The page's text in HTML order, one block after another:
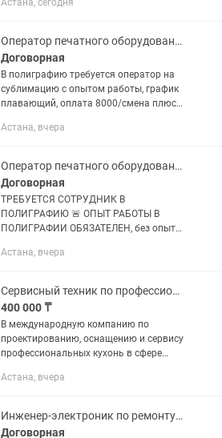
умеет общаться с клиентами и хочет
нужно...
Астана, сегодня
Оператор печатного оборудования на сублимацию
Договорная
В полиграфию требуется оператор на
сублимацию с опытом работы, график
плавающий, оплата 8000/смена плюс
Астана, вчера
Оператор печатного оборудования
Договорная
ТРЕБУЕТСЯ СОТРУДНИК В
ПОЛИГРАФИЮ 🚨 ОПЫТ РАБОТЫ В
ПОЛИГРАФИИ ОБЯЗАТЕЛЕН, без опыта
2/2, 5/2 Время работы: с 10:00 до 19.00
Астана, вчера
Сервисный техник по профессиональному оборудованию
400 000 ₸
В международную компанию по
проектированию, оснащению и сервису
профессиональных кухонь в сфере
сервисный техник по диагностике,
Астана, вчера
Инженер-электроник по ремонту оборудования
Договорная